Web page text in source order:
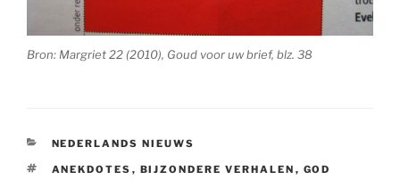
Bron: Margriet 22 (2010), Goud voor uw brief, blz. 38
CATEGORIEËN
NEDERLANDS NIEUWS
TAGS
ANEKDOTES , BIJZONDERE VERHALEN , GOD